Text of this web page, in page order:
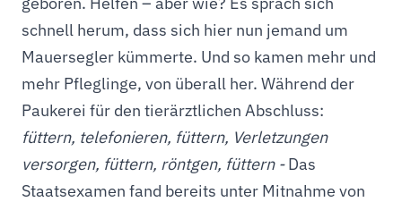
schnell herum, dass sich hier nun jemand um
Mauersegler kümmerte. Und so kamen mehr und
mehr Pfleglinge, von überall her. Während der
Paukerei für den tierärztlichen Abschluss:
füttern, telefonieren, füttern, Verletzungen
versorgen, füttern, röntgen, füttern -Das
Staatsexamen fand bereits unter Mitnahme von